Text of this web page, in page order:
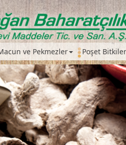
ve Pekmezler Poşet Bitkiler